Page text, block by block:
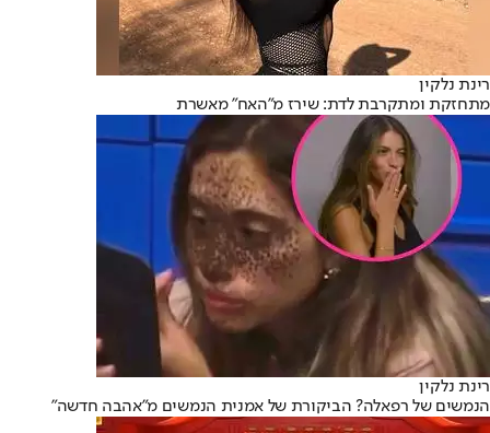
רינת נלקין
מתחזקת ומתקרבת לדת: שירז מ"האח" מאשרת
רינת נלקין
הנמשים של רפאלה? הביקורת של אמנית הנמשים מ"אהבה חדשה"